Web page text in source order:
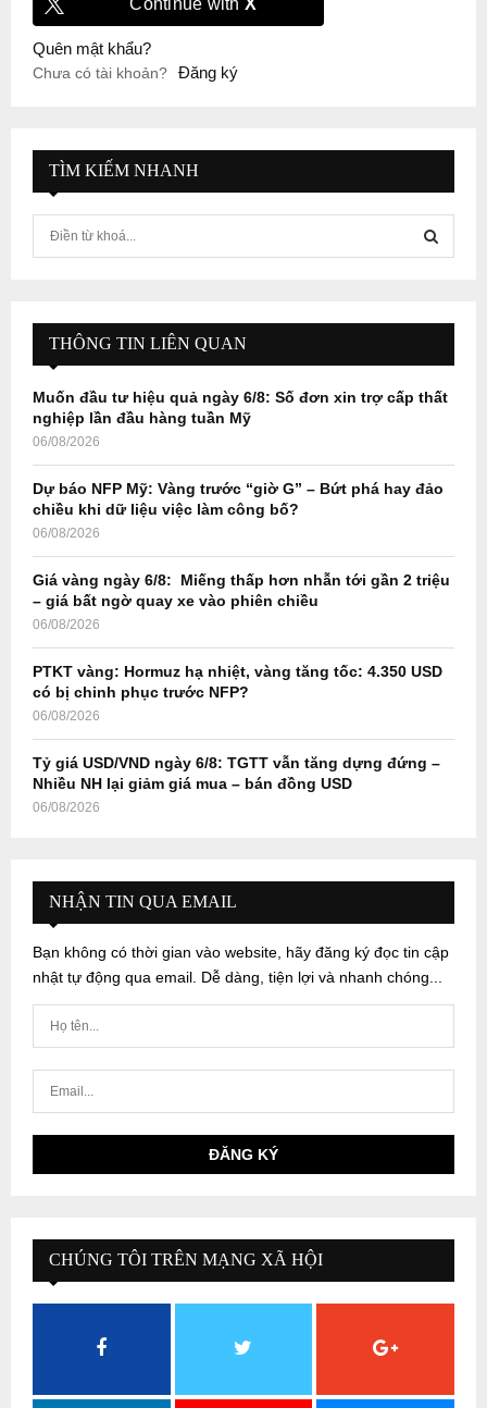
Quên mật khẩu?
Chưa có tài khoản? Đăng ký
TÌM KIẾM NHANH
f
r
E
A
H
THÔNG TIN LIÊN QUAN
Muốn đầu tư hiệu quả ngày 6/8: Số đơn xin trợ cấp thất
nghiệp lần đầu hàng tuần Mỹ
06/08/2026
Dự báo NFP Mỹ: Vàng trước “giờ G” – Bứt phá hay đảo
chiều khi dữ liệu việc làm công bố?
06/08/2026
Giá vàng ngày 6/8: Miếng thấp hơn nhẫn tới gần 2 triệu
– giá bất ngờ quay xe vào phiên chiều
06/08/2026
PTKT vàng: Hormuz hạ nhiệt, vàng tăng tốc: 4.350 USD
có bị chinh phục trước NFP?
06/08/2026
Tỷ giá USD/VND ngày 6/8: TGTT vẫn tăng dựng đứng –
Nhiều NH lại giảm giá mua – bán đồng USD
06/08/2026
NHẬN TIN QUA EMAIL
Bạn không có thời gian vào website, hãy đăng ký đọc tin cập
nhật tự động qua email. Dễ dàng, tiện lợi và nhanh chóng...
CHÚNG TÔI TRÊN MẠNG XÃ HỘI